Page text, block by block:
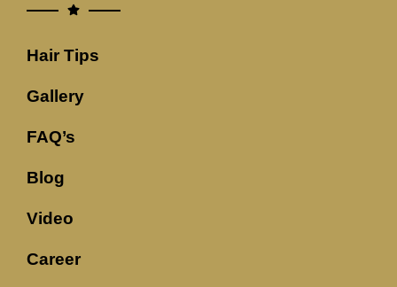
Hair Tips
Gallery
FAQ’s
Blog
Video
Career